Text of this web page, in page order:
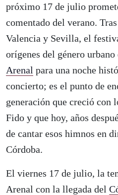
próximo 17 de julio
comentado del verano.
Valencia y Sevilla, el
orígenes del género urbano
Arenal para una noche
concierto; es el punto de
generación que creció con
Fido y que hoy, años
de cantar esos himnos en
Córdoba.
El viernes 17 de julio, la
Arenal con la llegada del